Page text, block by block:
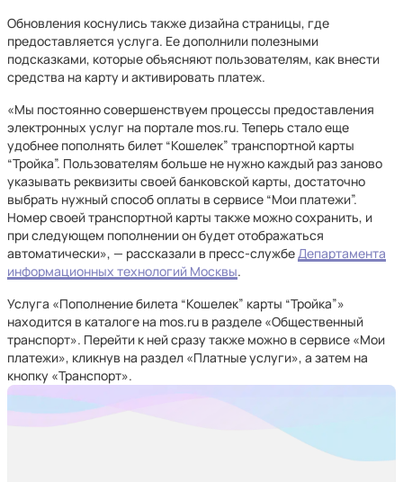
Обновления коснулись также дизайна страницы, где
предоставляется услуга. Ее дополнили полезными
подсказками, которые объясняют пользователям, как внести
средства на карту и активировать платеж.
«Мы постоянно совершенствуем процессы предоставления
электронных услуг на портале mos.ru. Теперь стало еще
удобнее пополнять билет “Кошелек” транспортной карты
“Тройка”. Пользователям больше не нужно каждый раз заново
указывать реквизиты своей банковской карты, достаточно
выбрать нужный способ оплаты в сервисе “Мои платежи”.
Номер своей транспортной карты также можно сохранить, и
при следующем пополнении он будет отображаться
автоматически», — рассказали в пресс-службеДепартамента
информационных технологий Москвы.
Услуга «Пополнение билета “Кошелек” карты “Тройка”»
находится в каталоге на mos.ru в разделе «Общественный
транспорт». Перейти к ней сразу также можно в сервисе «Мои
платежи», кликнув на раздел «Платные услуги», а затем на
кнопку «Транспорт».